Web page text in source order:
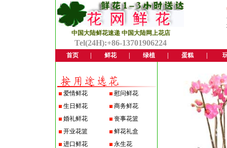
中国大陆鲜花速递 中国大陆网上花店
Tel(24H):+86-13701906224
首页 鲜花 绿植 蛋糕
爱情鲜花
慰问鲜花
生日鲜花
商务鲜花
婚礼鲜花
丧事花篮
开业花篮
鲜花礼盒
进口鲜花
永生花